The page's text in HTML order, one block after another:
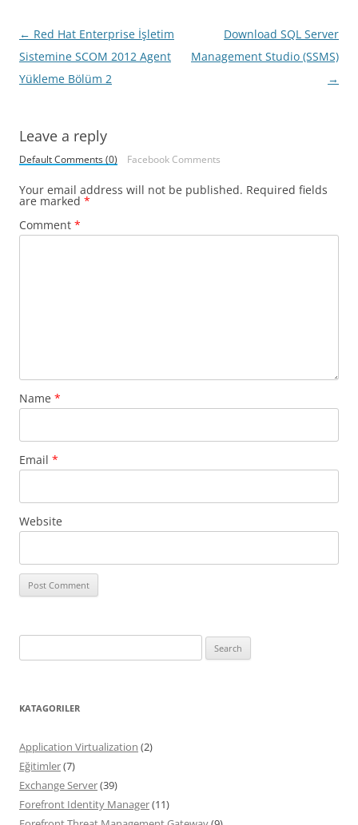
Post
navigation
← Red Hat Enterprise İşletim
Sistemine SCOM 2012 Agent
Yükleme Bölüm 2
Download SQL Server
Management Studio (SSMS)
→
Leave a reply
Default Comments (0) Facebook Comments
Your email address will not be published. Required fields
are marked *
Comment *
Name *
Email *
Website
for:
KATAGORILER
Application Virtualization (2)
Eğitimler(7)
Exchange Server(39)
Forefront Identity Manager(11)